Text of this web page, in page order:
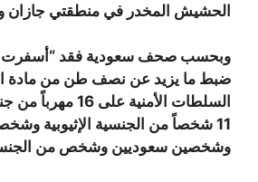
الحشيش المخدر في منطقتي جازان
وبحسب صحف سعودية فقد “أسفرت
ضبط ما يزيد عن نصف طن من مادة
السلطات الأمنية
11 شخصاً من الجنسية الإثيوبية
وشخصين سعوديين وشخص من